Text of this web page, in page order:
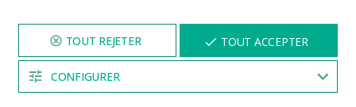
analyses le produit doit-il avoir
?
CONFIGURER
TOUT ACCEPTER
NAVIGUEZ SUR NOTRE SITE
PENDANT 5 MINUTES ET UNE
REMISEVOUS SERA PROPOSÉE
04:53